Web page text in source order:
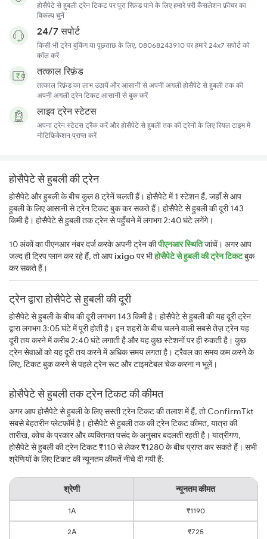
होसैपेटे से हुबली ट्रेन टिकट पर पूरा रिफ़ंड पाने के लिए हमारे फ़्री कैंसलेशन फ़ीचर का
विकल्प चुनें
24/7 सपोर्ट
किसी भी ट्रेन बुकिंग या पूछताछ के लिए, 08068243910 पर हमारे 24x7 सपोर्ट को
कॉल करें
तत्काल रिफ़ंड
तत्काल रिफ़ंड का लाभ उठायें और आसानी से अपनी अगली होसैपेटे से हुबली तक की
अपनी अगली ट्रेन टिकट आसानी से बुक करें
लाइव ट्रेन स्टेटस
अपना ट्रेन स्टेटस ट्रैक करें और होसैपेटे से हुबली तक की ट्रेनों के लिए रियल टाइम में
नोटिफ़िकेशन प्राप्त करें
होसैपेटे से हुबली की ट्रेन
होसैपेटे और हुबली के बीच कुल 8 ट्रेनें चलती हैं। होसैपेटे में 1 स्टेशन हैं, जहाँ से आप
हुबली के लिए आसानी से ट्रेन टिकट बुक कर सकते हैं। होसैपेटे से हुबली की दूरी 143
किमी है। होसैपेटे से हुबली तक ट्रेन से पहुँचने में लगभग 2:40 घंटे लगेंगे।
10 अंकों का पीएनआर नंबर दर्ज करके अपनी ट्रेन कीपीएनआर स्थितिजांचें। अगर आप
जल्द ही ट्रिप प्लान कर रहे हैं, तो आपixigoपर भीहोसैपेटे से हुबली की ट्रेन टिकटबुक
कर सकते हैं।
ट्रेन द्वारा होसैपेटे से हुबली की दूरी
होसैपेटे से हुबली के बीच की दूरी लगभग 143 किमी है। होसैपेटे से हुबली की यह दूरी ट्रेन
द्वारा लगभग 3:05 घंटे में पूरी होती है। इन शहरों के बीच चलने वाली सबसे तेज़ ट्रेन यह
दूरी तय करने में करीब 2:40 घंटे लगाती है और यह कुछ स्टेशनों पर ही रुकती है। कुछ
ट्रेन सेवाओं को यह दूरी तय करने में अधिक समय लगता है। ट्रैवल का समय कम करने के
लिए, टिकट बुक करने से पहले ट्रेन रूट और टाइमटेबल चेक करना न भूलें।
होसैपेटे से हुबली तक ट्रेन टिकट की कीमत
अगर आप होसैपेटे से हुबली के लिए सस्ती ट्रेन टिकट की तलाश में हैं, तो ConfirmTkt
सबसे बेहतरीन प्लेटफ़ॉर्म है। होसैपेटे से हुबली तक की ट्रेन टिकट कीमत, यात्रा की
तारीख, कोच के प्रकार और व्यक्तिगत पसंद के अनुसार बदलती रहती है। यात्रीगण,
होसैपेटे से हुबली की ट्रेन टिकट ₹110 से लेकर ₹1280 के बीच प्राप्त कर सकते हैं। सभी
श्रेणियों के लिए टिकट की न्यूनतम कीमतें नीचे दी गयी हैं:
श्रेणी न्यूनतम कीमत
1A ₹1190
2A ₹725